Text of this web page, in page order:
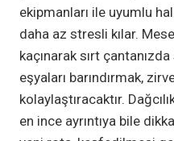
ekipmanları ile uyumlu
daha az stresli kılar.
kaçınarak sırt
eşyaları barındırmak,
kolaylaştıracaktır.
en ince ayrıntıya bile